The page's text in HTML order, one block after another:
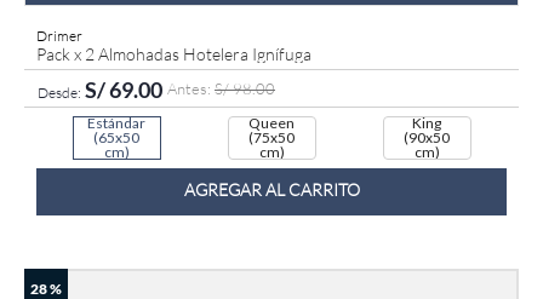
Drimer
Pack x 2 Almohadas Hotelera Ignífuga
S/69.00 S/98.00
Estándar
(65x50
cm)
Queen
(75x50
cm)
King
(90x50
cm)
AGREGAR AL CARRITO
28 %